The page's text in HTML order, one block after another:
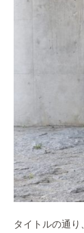
タイトルの通